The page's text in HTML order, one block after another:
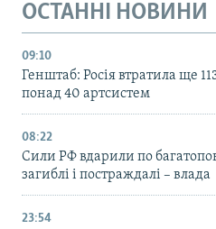
ОСТАННІ НОВИНИ
09:10
Генштаб: Росія втратила ще
понад 40 артсистем
08:22
Сили РФ вдарили по
загиблі і постраждалі – влада
23:54